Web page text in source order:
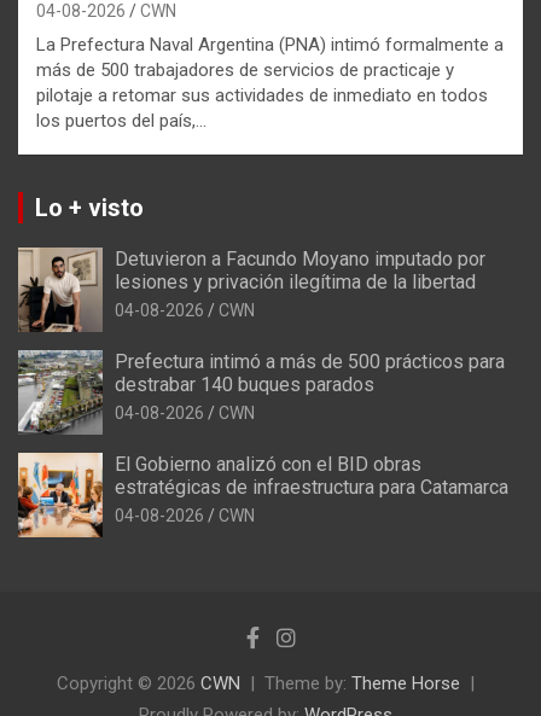
04-08-2026 CWN
La Prefectura Naval Argentina (PNA) intimó formalmente a
más de 500 trabajadores de servicios de practicaje y
pilotaje a retomar sus actividades de inmediato en todos
los puertos del país,…
Lo + visto
Detuvieron a Facundo Moyano imputado por
lesiones y privación ilegítima de la libertad
04-08-2026 CWN
Prefectura intimó a más de 500 prácticos para
destrabar 140 buques parados
04-08-2026 CWN
El Gobierno analizó con el BID obras
estratégicas de infraestructura para Catamarca
04-08-2026 CWN
Copyright © 2026 CWN Theme by: Theme Horse